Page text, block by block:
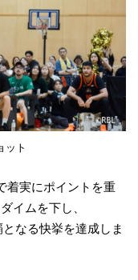
ット
着実にポイントを重
イムを下し、
なる快挙を達成しま